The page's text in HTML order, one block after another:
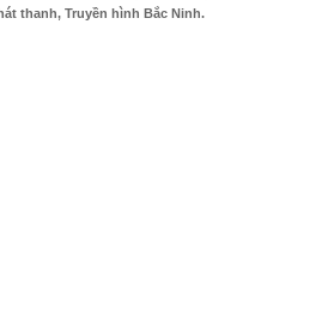
thanh, Truyền hình Bắc Ninh.